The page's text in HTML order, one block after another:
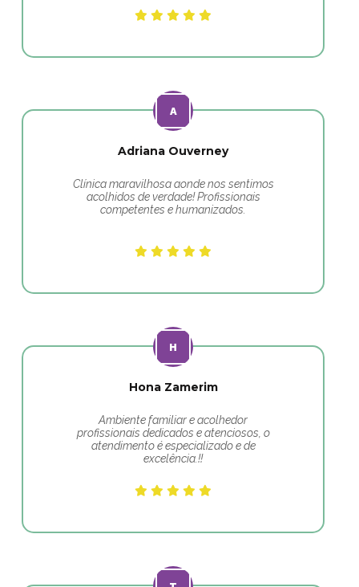
Adriana Ouverney
Clínica maravilhosa aonde nos sentimos
acolhidos de verdade! Profissionais
competentes e humanizados.
Hona Zamerim
Ambiente familiar e acolhedor
profissionais dedicados e atenciosos, o
atendimento é especializado e de
excelência.!!